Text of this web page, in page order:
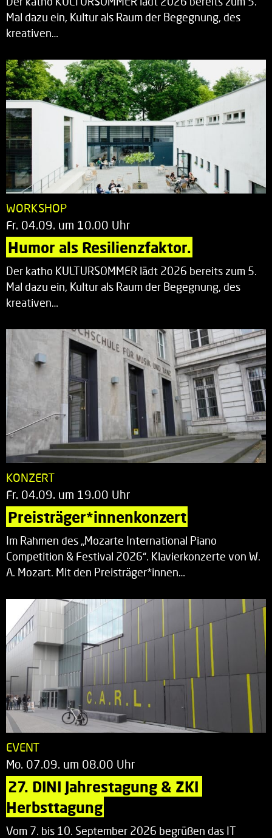
Mal dazu ein, Kultur als Raum der Begegnung, des
kreativen…
WORKSHOP
Fr. 04.09. um 10.00 Uhr
Humor als Resilienzfaktor.
Der katho KULTURSOMMER lädt 2026 bereits zum 5.
Mal dazu ein, Kultur als Raum der Begegnung, des
kreativen…
KONZERT
Fr. 04.09. um 19.00 Uhr
Preisträger*innenkonzert
Im Rahmen des „Mozarte International Piano
Competition & Festival 2026“. Klavierkonzerte von W.
A. Mozart. Mit den Preisträger*innen…
EVENT
Mo. 07.09. um 08.00 Uhr
27. DINI Jahrestagung & ZKI
Herbsttagung
Vom 7. bis 10. September 2026 begrüßen das IT